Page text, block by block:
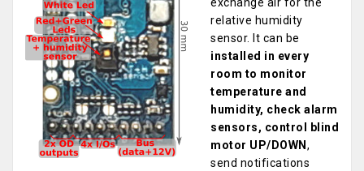
relative humidity
sensor. It can be
installed in every
room to monitor
temperature and
humidity, check alarm
sensors, control blind
motor UP/DOWN ,
send notifications